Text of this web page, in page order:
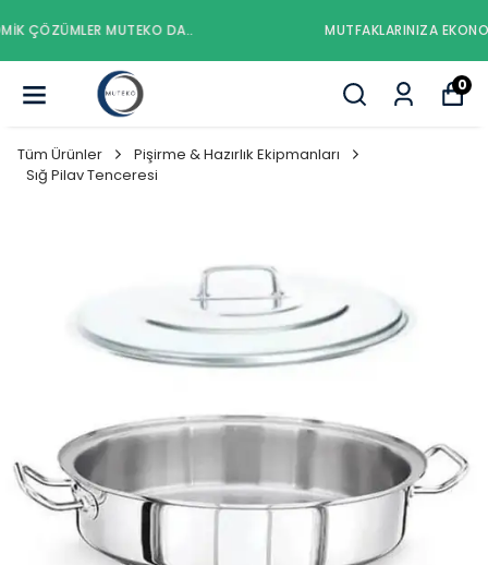
MUTFAKLARINIZA EKONOMIK ÇÖZÜMLER MUTEKO DA..
0
Tüm Ürünler
Pişirme & Hazırlık Ekipmanları
Sığ Pilav Tenceresi